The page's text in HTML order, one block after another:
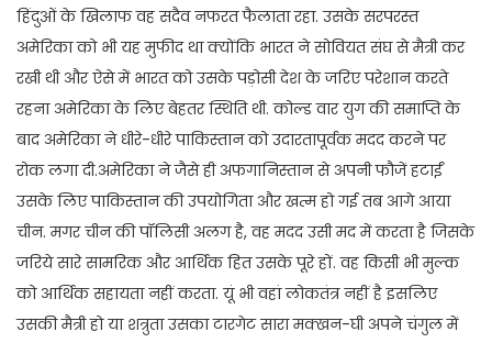
हिंदुओं के खिलाफ वह सदैव नफरत फैलाता रहा. उसके सरपरस्त
अमेरिका को भी यह मुफीद था क्योंकि भारत ने सोवियत संघ से मैत्री कर
रखी थी और ऐसे में भारत को उसके पड़ोसी देश के जरिए परेशान करते
रहना अमेरिका के लिए बेहतर स्थिति थी. कोल्ड वार युग की समाप्ति के
बाद अमेरिका ने धीरे-धीरे पाकिस्तान को उदारतापूर्वक मदद करने पर
रोक लगा दी.अमेरिका ने जैसे ही अफगानिस्तान से अपनी फौजें हटाईं
उसके लिए पाकिस्तान की उपयोगिता और खत्म हो गई तब आगे आया
चीन. मगर चीन की पॉलिसी अलग है, वह मदद उसी मद में करता है जिसके
जरिये सारे सामरिक और आर्थिक हित उसके पूरे हों. वह किसी भी मुल्क
को आर्थिक सहायता नहीं करता. यूं भी वहां लोकतंत्र नहीं है इसलिए
उसकी मैत्री हो या शत्रुता उसका टारगेट सारा मक्खन-घी अपने चंगुल में